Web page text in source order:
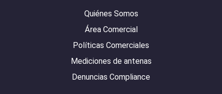
Quiénes Somos
Área Comercial
Políticas Comerciales
Mediciones de antenas
Denuncias Compliance